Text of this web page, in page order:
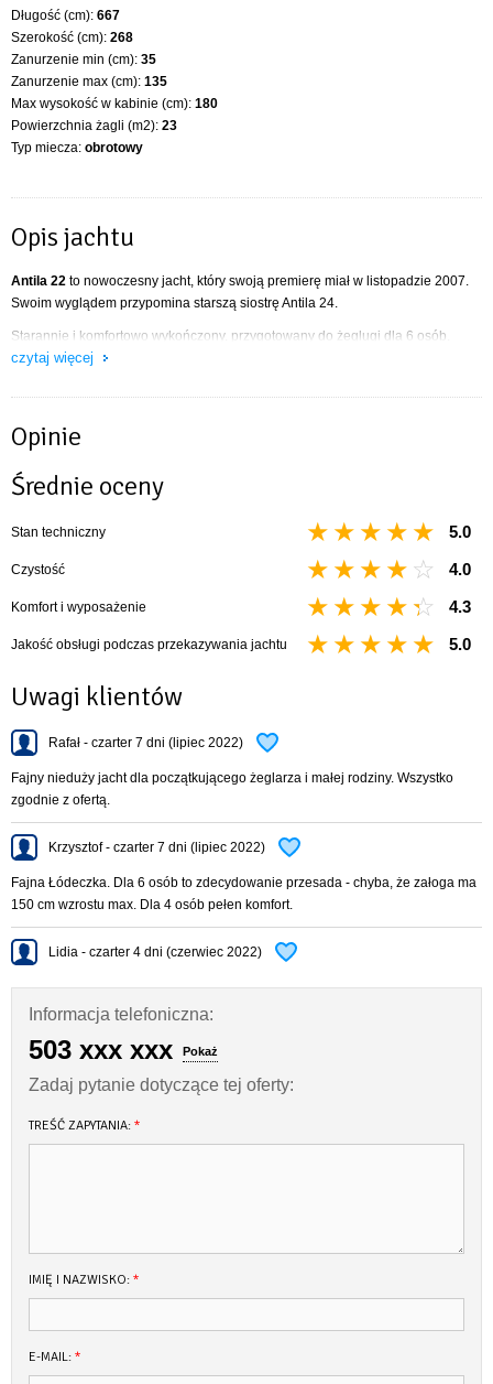
Długość (cm): 667
Szerokość (cm): 268
Zanurzenie min (cm): 35
Zanurzenie max (cm): 135
Max wysokość w kabinie (cm): 180
Powierzchnia żagli (m2): 23
Typ miecza: obrotowy
Opis jachtu
Antila 22 to nowoczesny jacht, który swoją premierę miał w listopadzie 2007.
Swoim wyglądem przypomina starszą siostrę Antila 24.
Starannie i komfortowo wykończony, przygotowany do żeglugi dla 6 osób.
Wyposażenie jachtu:
rolfok,
patent na składanie masztu,
patent typu Lazy Jack
silnik,
kambuz z wyposażeniem,
WC chemiczne
relingi,
tent,
radio z CD możliwość odtwarzania mp3,
TV (opcja)
zlewozmywak z pompką elektryczną z wodą bieżącą i zaburtową
czytaj więcej
Opinie
Średnie oceny
Stan techniczny 5.0
Czystość 4.0
Komfort i wyposażenie 4.3
Jakość obsługi podczas przekazywania jachtu 5.0
Uwagi klientów
Rafał - czarter 7 dni (lipiec 2022)
Fajny nieduży jacht dla początkującego żeglarza i małej rodziny. Wszystko
zgodnie z ofertą.
Krzysztof - czarter 7 dni (lipiec 2022)
Fajna Łódeczka. Dla 6 osób to zdecydowanie przesada - chyba, że załoga ma
150 cm wzrostu max. Dla 4 osób pełen komfort.
Lidia - czarter 4 dni (czerwiec 2022)
Informacja telefoniczna:
503 xxx xxx Pokaż
Zadaj pytanie dotyczące tej oferty:
TREŚĆ ZAPYTANIA: *
IMIĘ I NAZWISKO: *
E-MAIL: *